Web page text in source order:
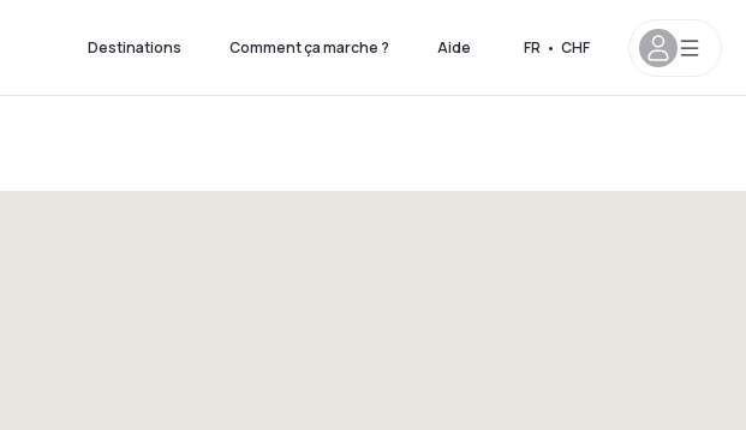
Destinations Comment ça marche ? Aide FR • CHF